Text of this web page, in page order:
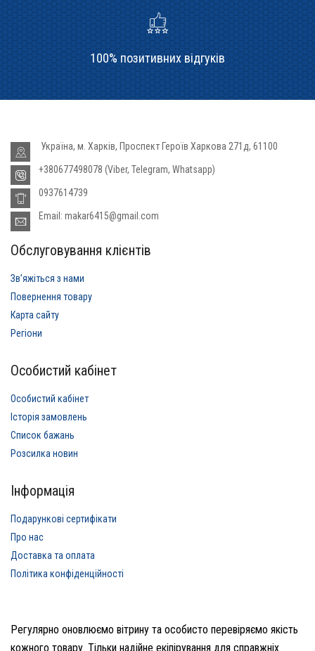
100% позитивних відгуків
Україна, м. Харків, Проспект Героїв Харкова 271д, 61100
+380677498078 (Viber, Telegram, Whatsapp)
0937614739
Email: makar6415@gmail.com
Обслуговування клієнтів
Звʼяжіться з нами
Повернення товару
Карта сайту
Регіони
Особистий кабінет
Особистий кабінет
Історія замовлень
Список бажань
Розсилка новин
Інформація
Подарункові сертифікати
Про нас
Доставка та оплата
Політика конфіденційності
Регулярно оновлюємо вітрину та особисто перевіряємо якість
кожного товару. Тільки надійне екіпірування для справжніх